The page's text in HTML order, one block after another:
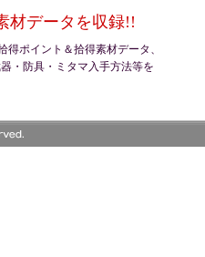
材データを収録!!
得ポイント＆拾得素材データ、
・防具・ミタマ入手方法等を